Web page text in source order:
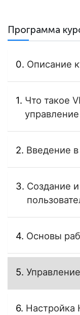
Программа
Описание
Что такое
управление
Введение
Создание
Основы
Настройка